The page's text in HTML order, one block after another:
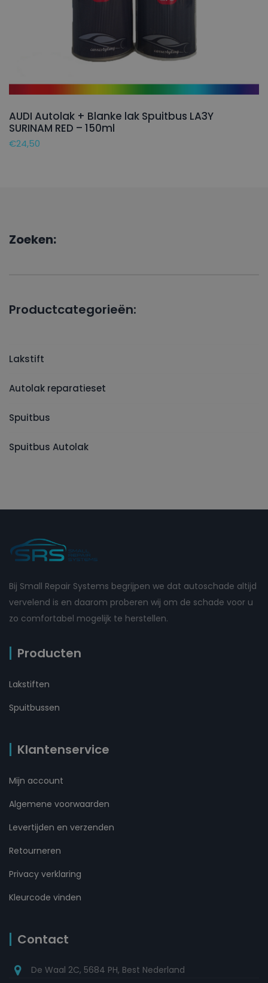
AUDI Autolak + Blanke lak Spuitbus LA3Y
SURINAM RED – 150ml
€24,50
Zoeken:
Productcategorieën:
Lakstift
Autolak reparatieset
Spuitbus
Spuitbus Autolak
Bij Small Repair Systems begrijpen we dat autoschade altijd
vervelend is en daarom proberen wij om de schade voor u
zo comfortabel mogelijk te herstellen.
Producten
Lakstiften
Spuitbussen
Klantenservice
Mijn account
Algemene voorwaarden
Levertijden en verzenden
Retourneren
Privacy verklaring
Kleurcode vinden
Contact
De Waal 2C, 5684 PH, Best Nederland